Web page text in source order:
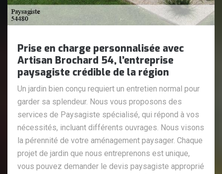
Prise en charge personnalisée avec
Artisan Brochard 54, l’entreprise
paysagiste crédible de la région
Un jardin bien conçu requiert un entretien normal pour
garder sa splendeur. Nous vous proposons des
services de Paysagiste spécialisé, qui répond à vos
nécessités, incluant différents ouvrages. Nous visons
la pérennité de votre aménagement paysager. Chaque
projet de jardin que nous entreprenons est unique,
vous pouvez demander le devis paysagiste approprié